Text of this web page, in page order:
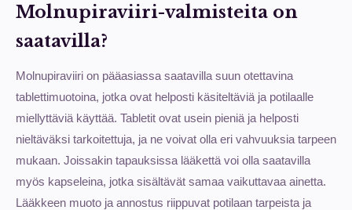
Molnupiraviiri-valmisteita on
saatavilla?
Molnupiraviiri on pääasiassa saatavilla suun otettavina
tablettimuotoina, jotka ovat helposti käsiteltäviä ja potilaalle
miellyttäviä käyttää. Tabletit ovat usein pieniä ja helposti
nieltäväksi tarkoitettuja, ja ne voivat olla eri vahvuuksia tarpeen
mukaan. Joissakin tapauksissa lääkettä voi olla saatavilla
myös kapseleina, jotka sisältävät samaa vaikuttavaa ainetta.
Lääkkeen muoto ja annostus riippuvat potilaan tarpeista ja